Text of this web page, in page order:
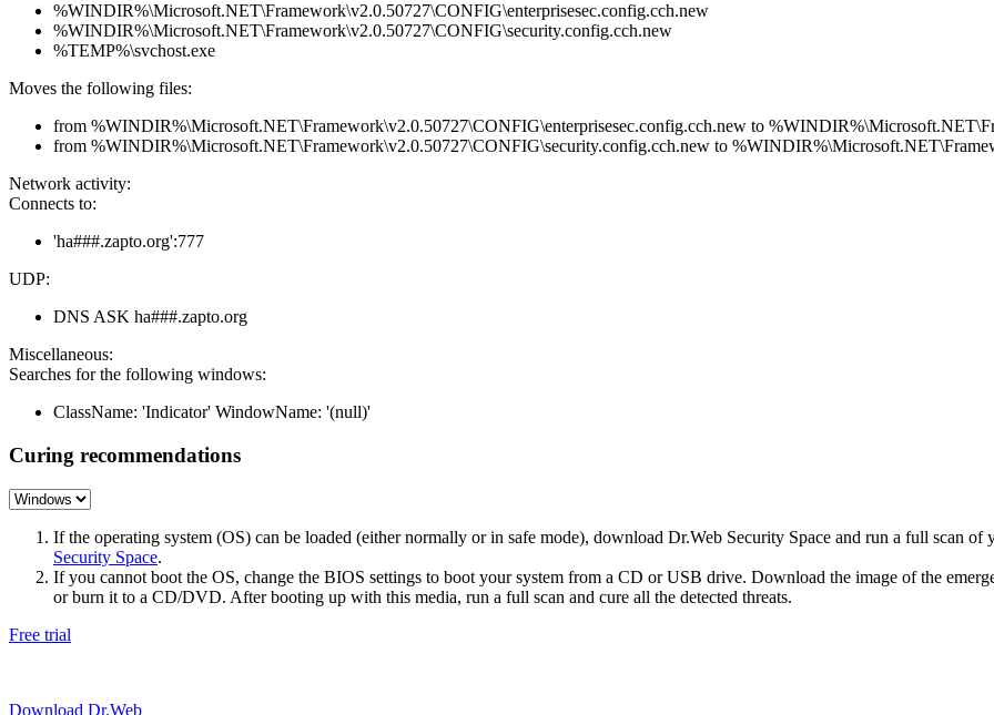
%WINDIR%\Microsoft.NET\Framework\v2.0.50727\CONFIG\enterprisesec.config.cch.new
%WINDIR%\Microsoft.NET\Framework\v2.0.50727\CONFIG\security.config.cch.new
%TEMP%\svchost.exe
Moves the following files:
from %WINDIR%\Microsoft.NET\Framework\v2.0.50727\CONFIG\enterprisesec.config.cch.new to
from %WINDIR%\Microsoft.NET\Framework\v2.0.50727\CONFIG\security.config.cch.new to
Network activity:
Connects to:
'ha###.zapto.org':777
UDP:
DNS ASK ha###.zapto.org
Miscellaneous:
Searches for the following windows:
ClassName: 'Indicator' WindowName: '(null)'
Curing recommendations
If the operating system (OS) can be loaded (either normally or in safe mode), download Dr.Web Security Space and run a full scan
Security Space.
If you cannot boot the OS, change the BIOS settings to boot your system from a CD or USB drive. Download the image of the
or burn it to a CD/DVD. After booting up with this media, run a full scan and cure all the detected threats.
Free trial
Download Dr.Web